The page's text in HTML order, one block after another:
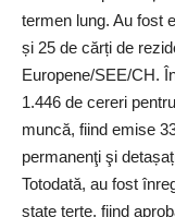
termen lung. Au fost
și 25 de cărți de
Europene/SEE/CH.
1.446 de cereri
muncă, fiind emise
permanenţi şi
Totodată, au fost
state terțe, fiind